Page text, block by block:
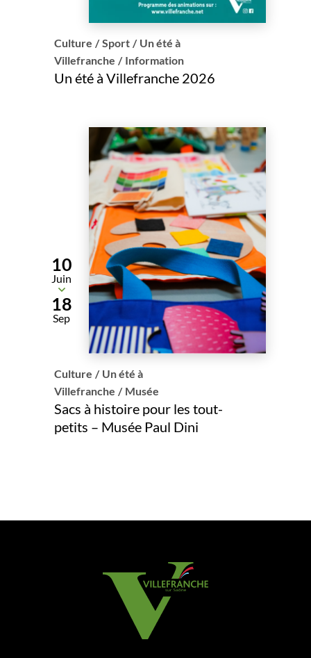
Un été à Villefranche 2026
Culture / Sport / Un été à
Villefranche / Information
Sacs à histoire pour les tout-
petits – Musée Paul Dini
Culture / Un été à
Villefranche / Musée
Du
10
Juin
18
Sep